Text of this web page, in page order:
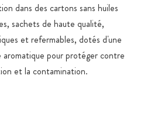
dans des cartons sans huiles
sachets de haute qualité,
et refermables, dotés d'une
aromatique pour protéger contre
et la contamination.